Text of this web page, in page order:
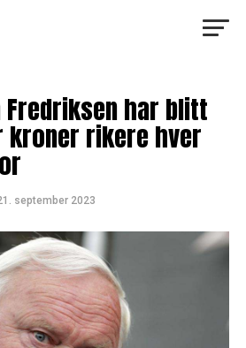
Fredriksen har blitt
kroner rikere hver
september 2023